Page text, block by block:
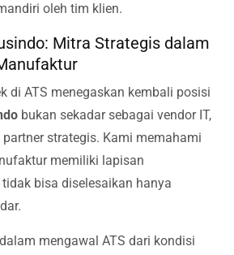
oleh tim klien.
Mitra Strategis dalam
di ATS menegaskan kembali posisi
bukan sekadar sebagai vendor IT,
strategis. Kami memahami
memiliki lapisan
bisa diselesaikan hanya
mengawal ATS dari kondisi